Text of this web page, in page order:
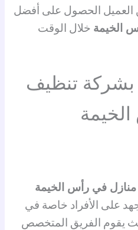
العميل الحصول على أفضل
الخيمة خلال الوقت
بشركة تنظيف
في رأس الخيمة
على الأفراد خاصة في
يقوم الفريق المتخصص